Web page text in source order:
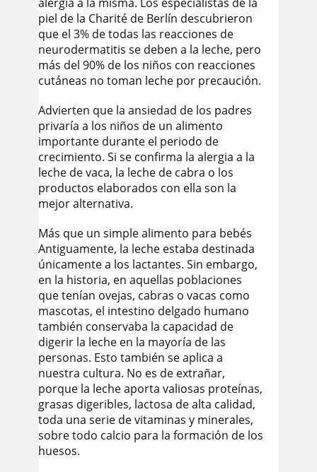
piel de la Charité de Berlín descubrieron
que el 3% de todas las reacciones de
neurodermatitis se deben a la leche, pero
más del 90% de los niños con reacciones
cutáneas no toman leche por precaución.
Advierten que la ansiedad de los padres
privaría a los niños de un alimento
importante durante el periodo de
crecimiento. Si se confirma la alergia a la
leche de vaca, la leche de cabra o los
productos elaborados con ella son la
mejor alternativa.
Más que un simple alimento para bebés
Antiguamente, la leche estaba destinada
únicamente a los lactantes. Sin embargo,
en la historia, en aquellas poblaciones
que tenían ovejas, cabras o vacas como
mascotas, el intestino delgado humano
también conservaba la capacidad de
digerir la leche en la mayoría de las
personas. Esto también se aplica a
nuestra cultura. No es de extrañar,
porque la leche aporta valiosas proteínas,
grasas digeribles, lactosa de alta calidad,
toda una serie de vitaminas y minerales,
sobre todo calcio para la formación de los
huesos.